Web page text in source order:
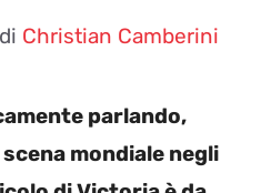
di Christian Camberini
parlando,
mondiale negli